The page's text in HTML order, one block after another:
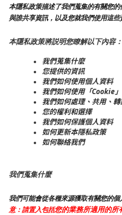
本隱私政策描述了我們蒐集的有關您
與誰共享資訊，以及您就我們使用這些
本隱私政策將説明您瞭解以下內容：
我們蒐集什麼
您提供的資訊
我們如何使用個人資料
我們如何使用「Cookie
我們如何處理、共用、
您的權利和選擇
我們如何保護個人資料
如何更新本隱私政策
如何聯絡我們
我們蒐集什麼
我們可能會從各種來源獲取有關您的
意：請置入包括您的業務所適用的所